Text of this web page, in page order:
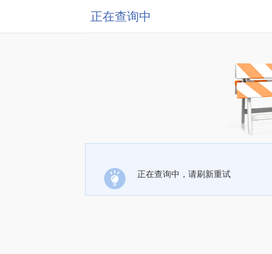
正在查询中
正在查询中，请刷新重试